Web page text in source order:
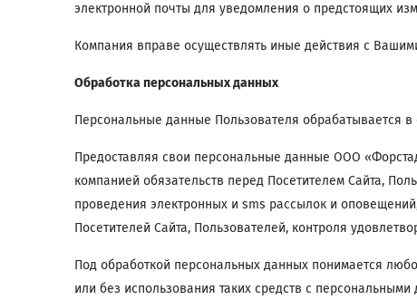
электронной почты для уведомления о предстоящих
Компания вправе осуществлять иные действия с
Обработка персональных данных
Персональные данные Пользователя обрабатывается
Предоставляя свои персональные данные ООО
компанией обязательств перед Посетителем Сайта,
проведения электронных и sms рассылок и
Посетителей Сайта, Пользователей, контроля
Под обработкой персональных данных понимается
или без использования таких средств с